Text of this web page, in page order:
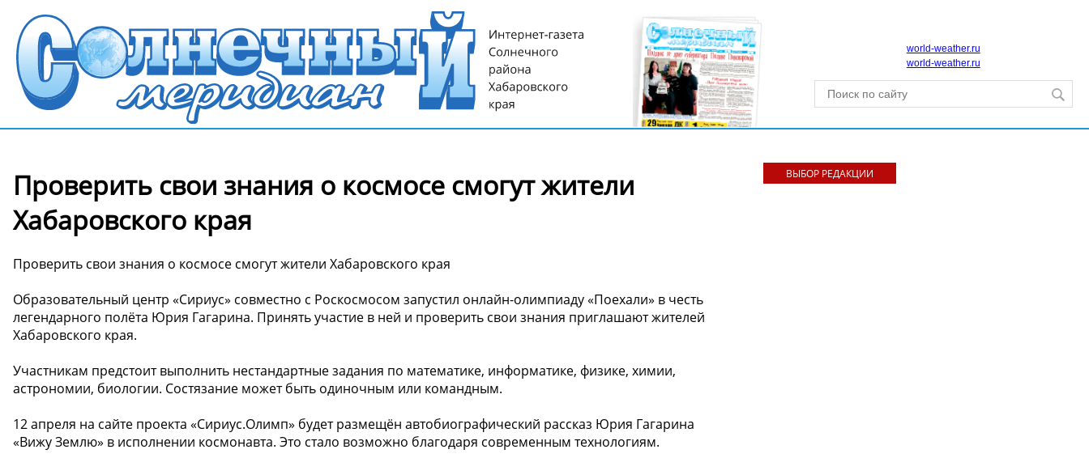
world-weather.ru
world-weather.ru
Проверить свои знания о космосе смогут жители
Хабаровского края
Проверить свои знания о космосе смогут жители Хабаровского края
Образовательный центр «Сириус» совместно с Роскосмосом запустил онлайн-олимпиаду «Поехали» в честь
легендарного полёта Юрия Гагарина. Принять участие в ней и проверить свои знания приглашают жителей
Хабаровского края.
Участникам предстоит выполнить нестандартные задания по математике, информатике, физике, химии,
астрономии, биологии. Состязание может быть одиночным или командным.
12 апреля на сайте проекта «Сириус.Олимп» будет размещён автобиографический рассказ Юрия Гагарина
«Вижу Землю» в исполнении космонавта. Это стало возможно благодаря современным технологиям.
ВЫБОР РЕДАКЦИИ